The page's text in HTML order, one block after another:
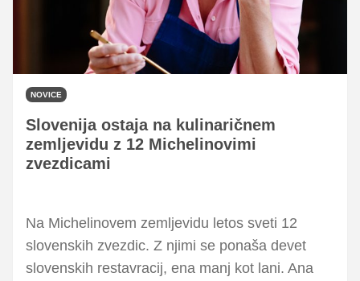
NOVICE
Slovenija ostaja na kulinaričnem
zemljevidu z 12 Michelinovimi
zvezdicami
Na Michelinovem zemljevidu letos sveti 12
slovenskih zvezdic. Z njimi se ponaša devet
slovenskih restavracij, ena manj kot lani. Ana